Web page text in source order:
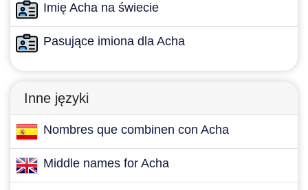
Imię Acha na świecie
Pasujące imiona dla Acha
Inne języki
Nombres que combinen con Acha
Middle names for Acha